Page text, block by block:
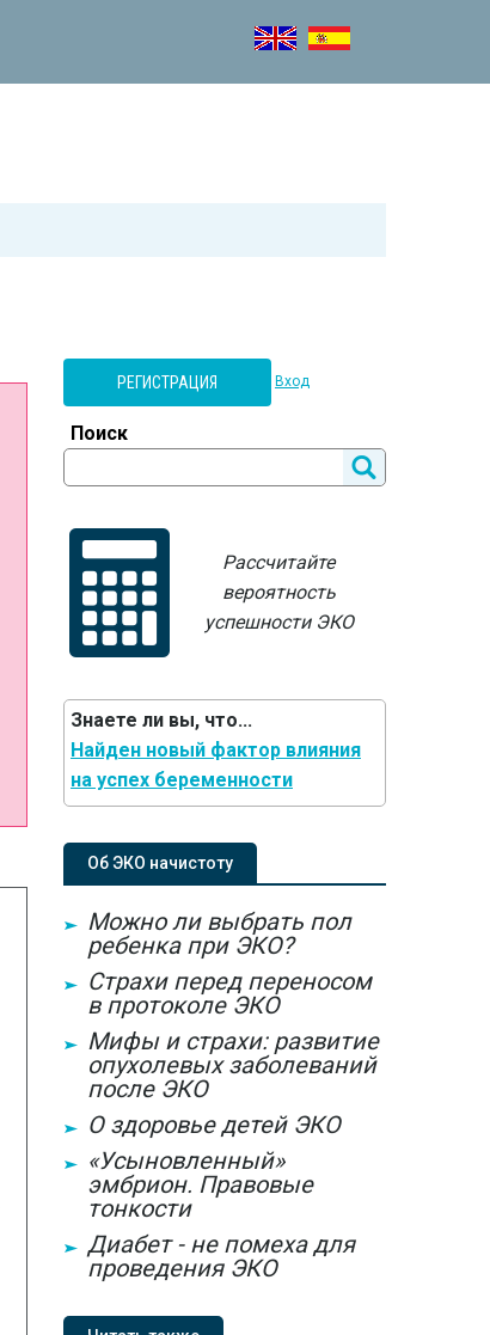
РЕГИСТРАЦИЯ Вход
Поиск
Рассчитайте
вероятность
успешности ЭКО
Знаете ли вы, что...
Найден новый фактор влияния
на успех беременности
Об ЭКО начистоту
Можно ли выбрать пол
ребенка при ЭКО?
Страхи перед переносом
в протоколе ЭКО
Мифы и страхи: развитие
опухолевых заболеваний
после ЭКО
О здоровье детей ЭКО
«Усыновленный»
эмбрион. Правовые
тонкости
Диабет - не помеха для
проведения ЭКО